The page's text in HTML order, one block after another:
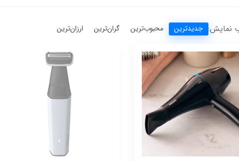
نمایش: جدیدترین محبوب‌ترین گران‌ترین ارزان‌ترین